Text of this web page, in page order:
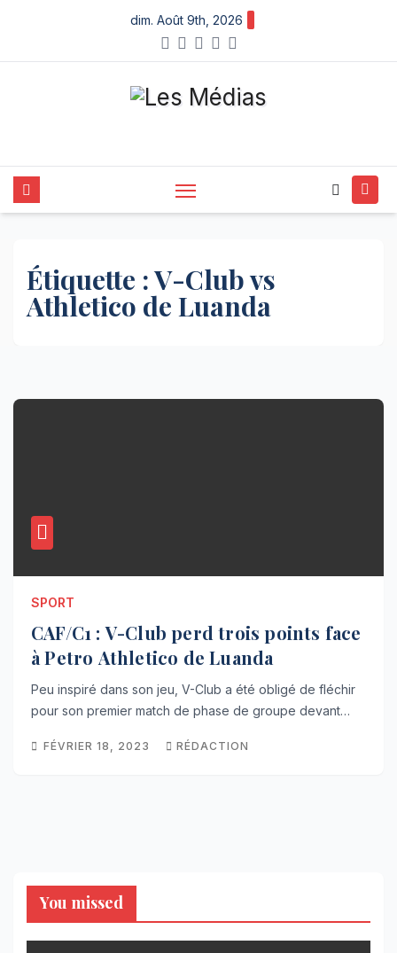
content
dim. Août 9th, 2026
Étiquette :V-Club vs
Athletico de Luanda
SPORT
CAF/C1 : V-Club perd trois points face
à Petro Athletico de Luanda
Peu inspiré dans son jeu, V-Club a été obligé de fléchir
pour son premier match de phase de groupe devant…
FÉVRIER 18, 2023 RÉDACTION
You missed